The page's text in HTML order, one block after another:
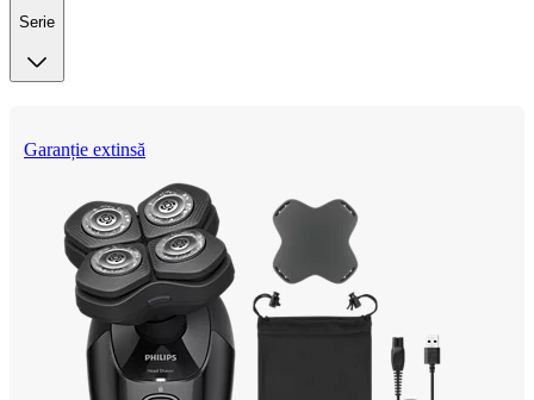
Serie
Garanție extinsă